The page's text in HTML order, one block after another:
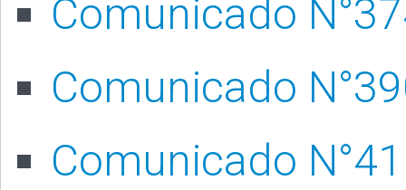
Comunicado
Comunicado
Comunicado